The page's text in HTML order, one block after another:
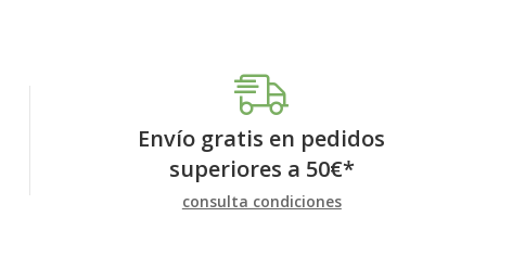
Envío gratis en pedidos
superiores a 50€*
consulta condiciones